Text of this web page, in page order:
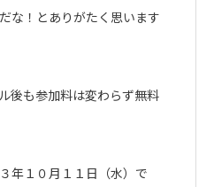
な！とありがたく思います
後も参加料は変わらず無料
年１０月１１日（水）で